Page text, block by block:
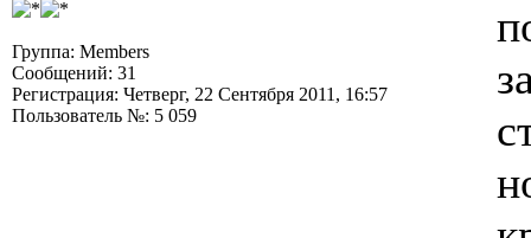
Группа: Members
Сообщений: 31
Регистрация: Четверг, 22 Сентября 2011, 16:57
Пользователь №: 5 059